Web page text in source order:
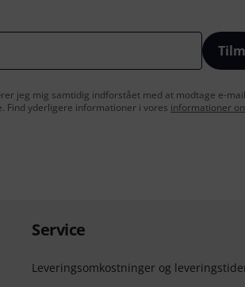
jeg mig samtidig indforstået med at modtage e-
Find yderligere informationer i vores informationer
Service
Leveringsomkostninger og